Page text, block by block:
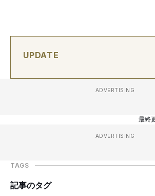
UPDATE
ADVERTISING
最終
ADVERTISING
TAGS
記事のタグ